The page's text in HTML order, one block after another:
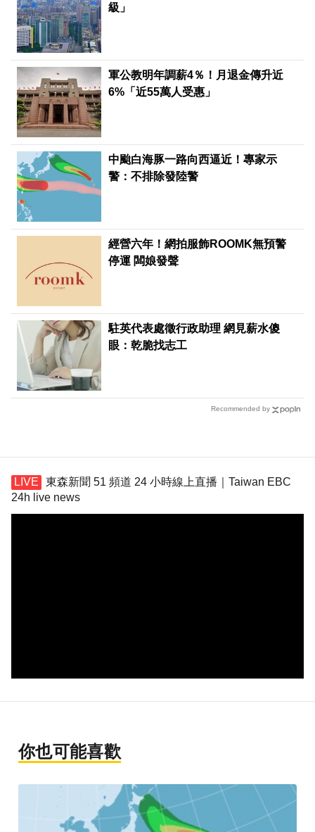
級」
軍公教明年調薪4％！月退金傳升近
6%「近55萬人受惠」
中颱白海豚一路向西逼近！專家示
警：不排除發陸警
經營六年！網拍服飾ROOMK無預警
停運 闆娘發聲
駐英代表處徵行政助理 網見薪水傻
眼：乾脆找志工
Recommended by
東森新聞 51 頻道 24 小時線上直播｜Taiwan EBC
24h live news
你也可能喜歡